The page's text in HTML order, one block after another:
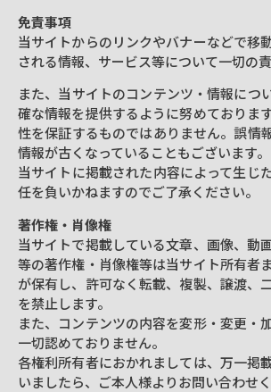
免責事項
当サイトからのリンクやバナーなどで移
される情報、サービス等について一切の
また、当サイトのコンテンツ・情報につ
確な情報を提供するように努めておりま
性を保証するものではありません。誤情
情報が古くなっていることもございます。
当サイトに掲載された内容によって生じ
任を負いかねますのでご了承ください。
著作権・肖像権
当サイトで掲載している文章、画像、動
等の著作権・肖像権等は当サイト所有者
が保有し、許可なく転載、複製、譲渡、
を禁止します。
また、コンテンツの内容を変形・変更・
一切認めておりません。
各権利所有者におかれましては、万一掲
いましたら、ご本人様よりお問い合わせく